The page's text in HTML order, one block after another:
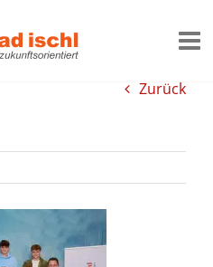
Zurück